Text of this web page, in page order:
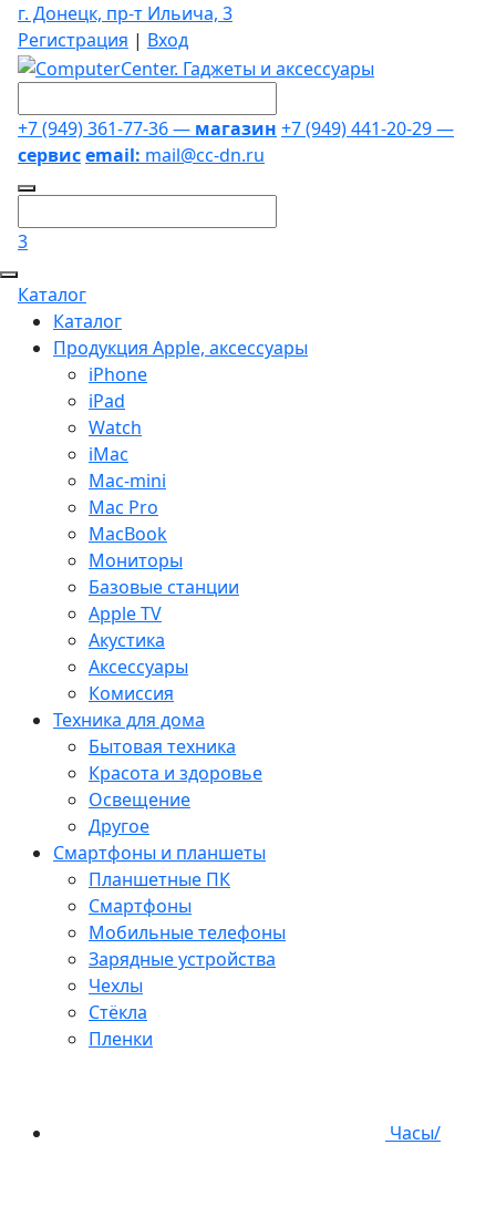
г. Донецк, пр-т Ильича, 3
Регистрация | Вход
+7 (949) 361-77-36 — магазин +7 (949) 441-20-29 —
сервисemail: mail@cc-dn.ru
3
Каталог
Каталог
Продукция Apple, аксессуары
iPhone
iPad
Watch
iMac
Mac-mini
Mac Pro
MacBook
Мониторы
Базовые станции
Apple TV
Акустика
Аксессуары
Комиссия
Техника для дома
Бытовая техника
Красота и здоровье
Освещение
Другое
Смартфоны и планшеты
Планшетные ПК
Смартфоны
Мобильные телефоны
Зарядные устройства
Чехлы
Стёкла
Пленки
Часы/